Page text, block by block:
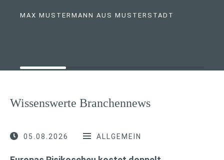
MAX MUSTERMANN AUS MUSTERSTADT
Wissenswerte Branchennews
05.08.2026 ALLGEMEIN